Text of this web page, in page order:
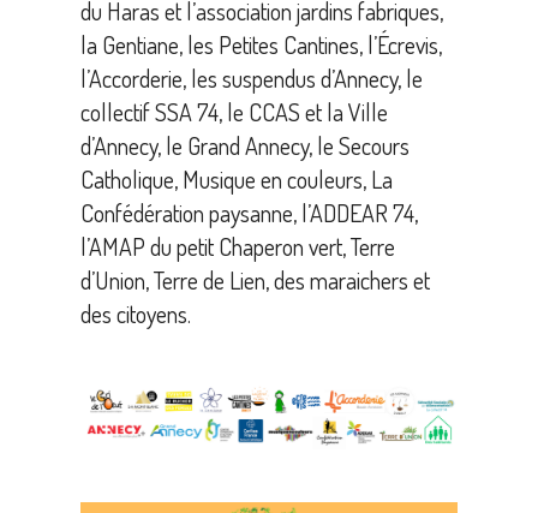
du Haras et l’association jardins fabriques,
la Gentiane, les Petites Cantines, l’Écrevis,
l’Accorderie, les suspendus d’Annecy, le
collectif SSA 74, le CCAS et la Ville
d’Annecy, le Grand Annecy, le Secours
Catholique, Musique en couleurs, La
Confédération paysanne, l’ADDEAR 74,
l’AMAP du petit Chaperon vert, Terre
d’Union, Terre de Lien, des maraichers et
des citoyens.